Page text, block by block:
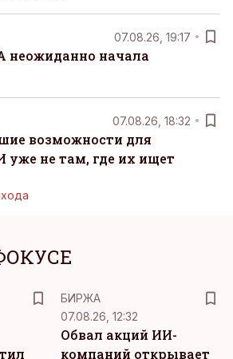
07.08.26, 19:17
неожиданно начала
07.08.26, 18:32
возможности для
уже не там, где их ищет
БИРЖА
07.08.26, 12:32
Обвал акций ИИ-
компаний открывает